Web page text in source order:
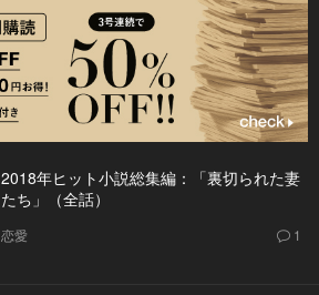
2018年ヒット小説総集編：「裏切られた妻
たち」（全話）
恋愛 1